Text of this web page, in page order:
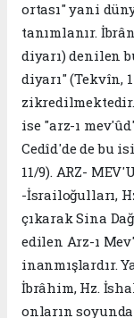
ortası" yani
tanımlanır.
diyarı) denilen
diyarı" (Tekvîn,
ise "arz-ı
Cedîd'de de bu
11/9). ARZ-
-İsrailoğulları,
çıkarak Sina
edilen Arz-ı
inanmışlardır.
İbrâhim, Hz.
onların